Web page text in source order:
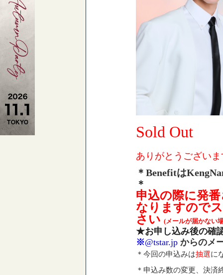
Sold Out
ありがとうござい
＊Benefitは
＊
申込の際に発
なりますので
さい (メールが届かない
★お申し込み後の確
※@tstar.jp からのメ
＊今回の申込みは抽選に
＊申込み数の変更、決済